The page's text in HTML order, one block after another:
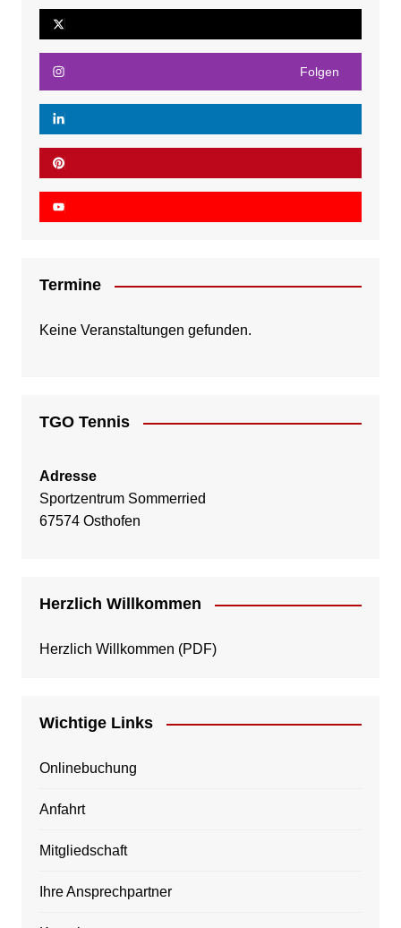
Folgen
Termine
Keine Veranstaltungen gefunden.
TGO Tennis
Adresse
Sportzentrum Sommerried
67574 Osthofen
Herzlich Willkommen
Herzlich Willkommen (PDF)
Wichtige Links
Onlinebuchung
Anfahrt
Mitgliedschaft
Ihre Ansprechpartner